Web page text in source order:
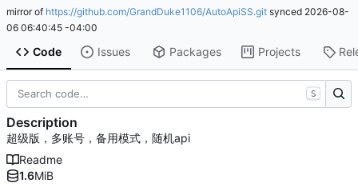
mirror of https://github.com/GrandDuke1106/AutoApiSS.git synced 2026-08-
06 06:40:45 -04:00
Code Issues Packages Projects
S
Description
超级版，多账号，备用模式，随机api
Readme
1.6MiB